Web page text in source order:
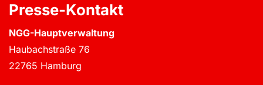
Presse-Kontakt
NGG-Hauptverwaltung
Haubachstraße 76
22765 Hamburg